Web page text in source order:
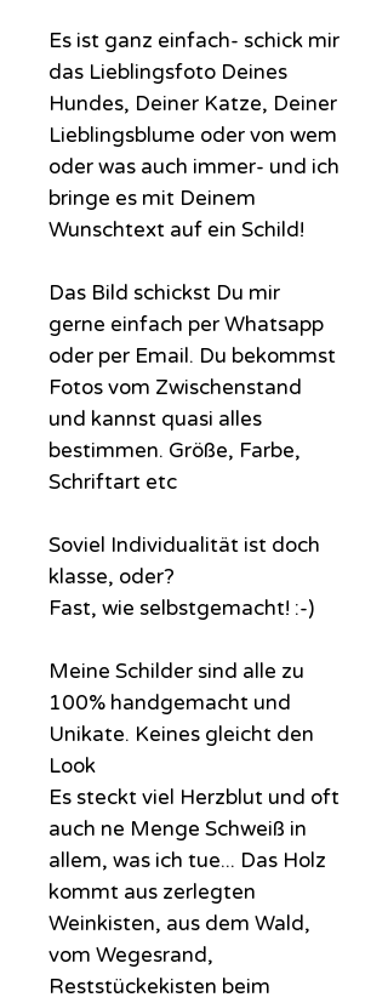
Es ist ganz einfach- schick mir
das Lieblingsfoto Deines
Hundes, Deiner Katze, Deiner
Lieblingsblume oder von wem
oder was auch immer- und ich
bringe es mit Deinem
Wunschtext auf ein Schild!
Das Bild schickst Du mir
gerne einfach per Whatsapp
oder per Email. Du bekommst
Fotos vom Zwischenstand
und kannst quasi alles
bestimmen. Größe, Farbe,
Schriftart etc
Soviel Individualität ist doch
klasse, oder?
Fast, wie selbstgemacht! :-)
Meine Schilder sind alle zu
100% handgemacht und
Unikate. Keines gleicht den
Look
Es steckt viel Herzblut und oft
auch ne Menge Schweiß in
allem, was ich tue... Das Holz
kommt aus zerlegten
Weinkisten, aus dem Wald,
vom Wegesrand,
Reststückekisten beim